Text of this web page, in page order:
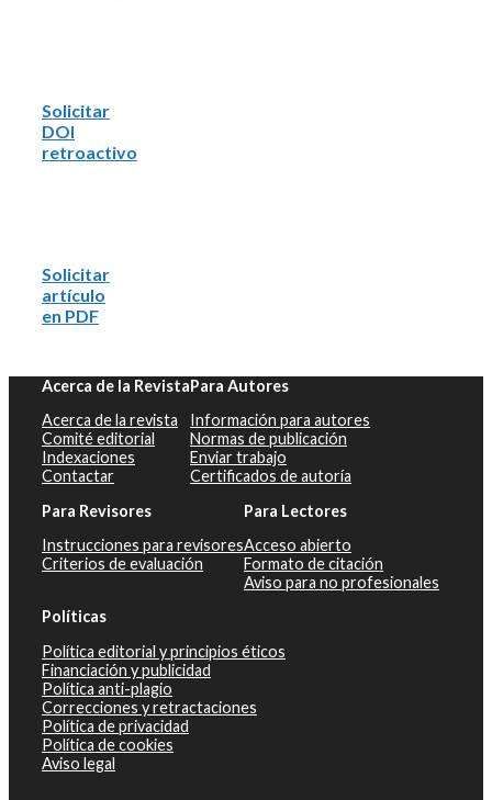
Solicitar
DOI
retroactivo
Solicitar
artículo
en PDF
Acerca de la Revista
Acerca de la revista
Comité editorial
Indexaciones
Contactar
Para Autores
Información para autores
Normas de publicación
Enviar trabajo
Certificados de autoría
Para Revisores
Instrucciones para revisores
Criterios de evaluación
Para Lectores
Acceso abierto
Formato de citación
Aviso para no profesionales
Políticas
Política editorial y principios éticos
Financiación y publicidad
Política anti-plagio
Correcciones y retractaciones
Política de privacidad
Política de cookies
Aviso legal